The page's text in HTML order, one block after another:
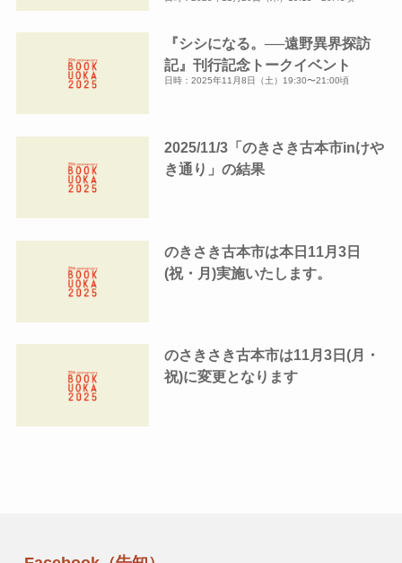
『シシになる。──遠野異界探訪
記』刊行記念トークイベント
日時：2025年11月8日（土）19:30〜21:00頃
2025/11/3「のきさき古本市inけや
き通り」の結果
のきさき古本市は本日11月3日
(祝・月)実施いたします。
のさきさき古本市は11月3日(月・
祝)に変更となります